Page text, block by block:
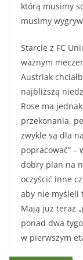
którą musimy
musimy
Starcie z FC
ważnym
Austriak
najbliższą
Rose ma
przekonania,
zwykle są dla
popracować” –
dobry plan na
oczyścić inne
aby nie myśleli
Mają już teraz
ponad dwa
w pierwszym